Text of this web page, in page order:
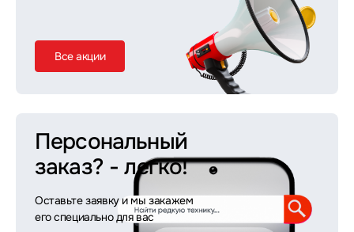
Все акции
Персональный
заказ? - легко!
Оставьте заявку и мы закажем
его специально для вас